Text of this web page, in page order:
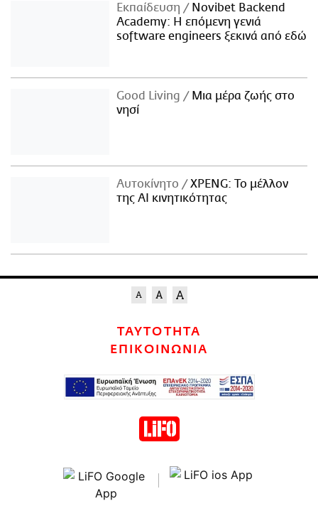
Εκπαίδευση
Novibet Backend
Academy: Η επόμενη γενιά
software engineers ξεκινά από εδώ
Good Living
Μια μέρα ζωής στο
νησί
Αυτοκίνητο
XPENG: Το μέλλον
της AI κινητικότητας
ΤΑΥΤΟΤΗΤΑ
ΕΠΙΚΟΙΝΩΝΙΑ